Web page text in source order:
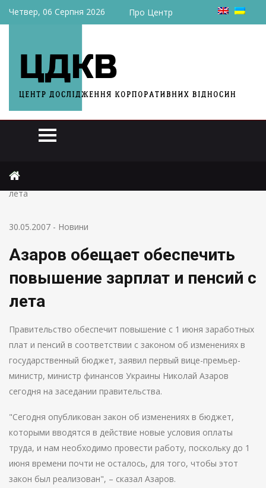
Четвер, 06 Серпня 2026 Про Центр
Азаров обещает обеспечить повышение зарплат и пенсий с
лета
30.05.2007 - Новини
Азаров обещает обеспечить
повышение зарплат и пенсий с
лета
Правительство обеспечит повышение с 1 июня заработных
плат и пенсий в соответствии с законом об изменениях в
государственный бюджет, заявил первый вице-премьер-
министр, министр финансов Украины Николай Азаров
сегодня на заседании правительства.
"Сегодня опубликован закон об изменениях в бюджет,
которыми вводятся в действие новые условия оплаты
труда, и нам необходимо провести работу, поскольку до 1
июня времени почти не осталось, для того, чтобы этот
закон был реализован", – сказал Азаров.